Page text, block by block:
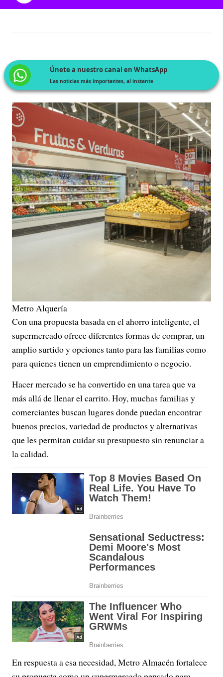
Únete a nuestro canal en WhatsApp
Las noticias más importantes, al instante
Metro Alquería
Con una propuesta basada en el ahorro inteligente, el
supermercado ofrece diferentes formas de comprar, un
amplio surtido y opciones tanto para las familias como
para quienes tienen un emprendimiento o negocio.
Hacer mercado se ha convertido en una tarea que va
más allá de llenar el carrito. Hoy, muchas familias y
comerciantes buscan lugares donde puedan encontrar
buenos precios, variedad de productos y alternativas
que les permitan cuidar su presupuesto sin renunciar a
la calidad.
En respuesta a esa necesidad, Metro Almacén fortalece